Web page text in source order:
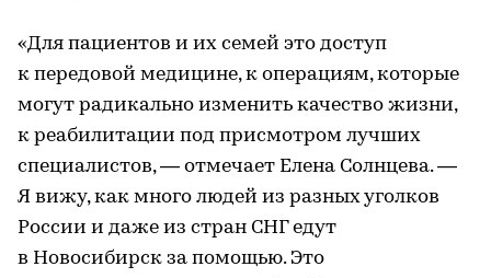
«Для пациентов и их семей это доступ
к передовой медицине, к операциям, которые
могут радикально изменить качество жизни,
к реабилитации под присмотром лучших
специалистов, — отмечает Елена Солнцева. —
Я вижу, как много людей из разных уголков
России и даже из стран СНГ едут
в Новосибирск за помощью. Это